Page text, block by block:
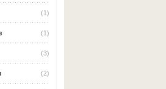
(1)
(1)
(3)
(2)